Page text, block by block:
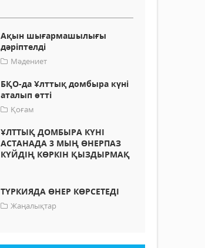
Ақын шығармашылығы
дәріптелді
Мәдениет
БҚО-да Ұлттық домбыра күні
аталып өтті
Қоғам
ҰЛТТЫҚ ДОМБЫРА КҮНІ
АСТАНАДА 3 МЫҢ ӨНЕРПАЗ
КҮЙДІҢ КӨРКІН ҚЫЗДЫРМАҚ
ТҮРКИЯДА ӨНЕР КӨРСЕТЕДІ
Жаңалықтар